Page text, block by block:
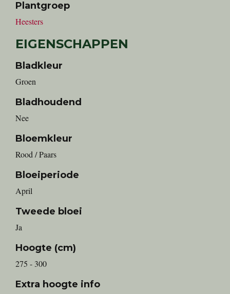
Plantgroep
Heesters
EIGENSCHAPPEN
Bladkleur
Groen
Bladhoudend
Nee
Bloemkleur
Rood / Paars
Bloeiperiode
April
Tweede bloei
Ja
Hoogte (cm)
275 - 300
Extra hoogte info